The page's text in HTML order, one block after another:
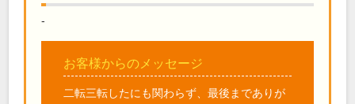
-
お客様からのメッセージ
二転三転したにも関わらず、最後までありが